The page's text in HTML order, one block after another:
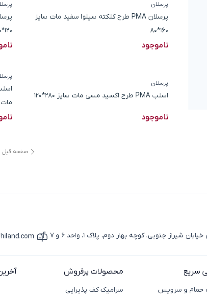
پرسلان
پرسلان PMA طرح کلکته سیلوا سفید مات سایز
160*80
ناموجود
120*120
پرسلان
اسلب PMA طرح اکسید مسی مات سایز 280*120
ناموجود
مات
صفحه قبل
جنوبی، کوچه بهار دوم، پلاک 1، واحد 6 و 7
آیکون ایمیل
سریع
حمام و سرویس
محصولات پرفروش
سرامیک کف پذیرایی